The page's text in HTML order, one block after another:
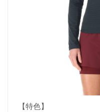
【特色】